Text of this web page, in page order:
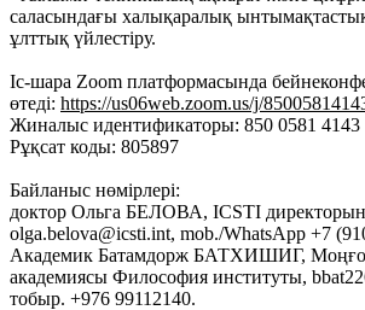
саласындағы халықаралық
ұлттық үйлестіру.
Іс-шара Zoom платформасында
өтеді: https://us06web.zoom.us/j/
Жиналыс идентификаторы: 850 0581 4143
Рұқсат коды: 805897
Байланыс нөмірлері:
доктор Ольга БЕЛОВА, ICSTI
olga.belova@icsti.int, mob./WhatsApp +7
Академик Батамдорж БАТХИШИГ,
академиясы Философия институты,
тобыр. +976 99112140.